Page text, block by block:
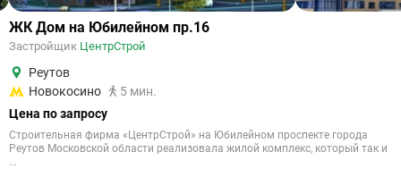
ЖК Дом на Юбилейном пр.16
Застройщик ЦентрСтрой
Реутов
Новокосино
5 мин.
Цена по запросу
Строительная фирма «ЦентрСтрой» на Юбилейном проспекте города
Реутов Московской области реализовала жилой комплекс, который так и
...